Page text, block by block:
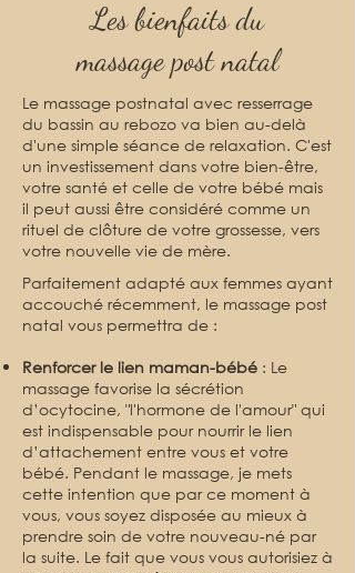
Les bienfaits du
massage post natal
Le massage postnatal avec resserrage
du bassin au rebozo va bien au-delà
d'une simple séance de relaxation. C'est
un investissement dans votre bien-être,
votre santé et celle de votre bébé mais
il peut aussi être considéré comme un
rituel de clôture de votre grossesse, vers
votre nouvelle vie de mère.
Parfaitement adapté aux femmes ayant
accouché récemment, le massage post
natal vous permettra de :
Renforcer le lien maman-bébé : Le
massage favorise la sécrétion
d’ocytocine, "l'hormone de l'amour" qui
est indispensable pour nourrir le lien
d’attachement entre vous et votre
bébé. Pendant le massage, je mets
cette intention que par ce moment à
vous, vous soyez disposée au mieux à
prendre soin de votre nouveau-né par
la suite. Le fait que vous vous autorisiez à